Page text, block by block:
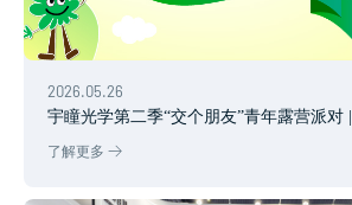
2026.05.26
宇瞳光学第二季“交个朋友”青年露营派对
了解更多